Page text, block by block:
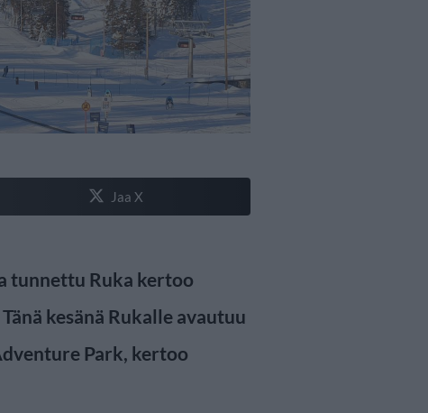
Jaa X
tunnettu Ruka kertoo
kesänä Rukalle avautuu
Park, kertoo